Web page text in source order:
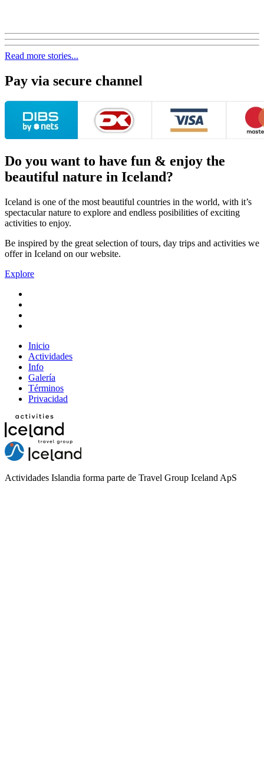
Read more stories...
Pay via secure channel
Do you want to have fun & enjoy the
beautiful nature in Iceland?
Iceland is one of the most beautiful countries in the world, with it’s
spectacular nature to explore and endless posibilities of exciting
activities to enjoy.
Be inspired by the great selection of tours, day trips and activities we
offer in Iceland on our website.
Explore
Inicio
Actividades
Info
Galería
Términos
Privacidad
Actividades Islandia forma parte de Travel Group Iceland ApS